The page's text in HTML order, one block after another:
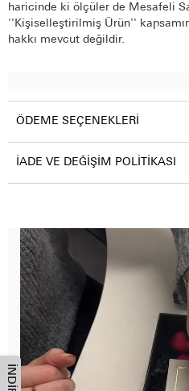
haricinde ki ölçüler de Mesafeli
''Kişiselleştirilmiş Ürün''
hakkı mevcut değildir.
ÖDEME SEÇENEKLERI
İADE VE DEĞIŞIM POLITIKASI